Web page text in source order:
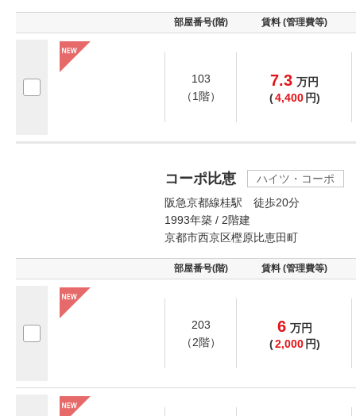
部屋番号(階) 賃料 (管理費等)
103
（1階）
7.3 万円
(4,400 円)
コーポ比恵
ハイツ・コーポ
阪急京都線桂駅 徒歩20分
1993年築 / 2階建
京都市西京区樫原比恵田町
部屋番号(階) 賃料 (管理費等)
203
（2階）
6 万円
(2,000 円)